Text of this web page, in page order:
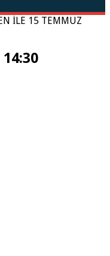
İLE 15 TEMMUZ